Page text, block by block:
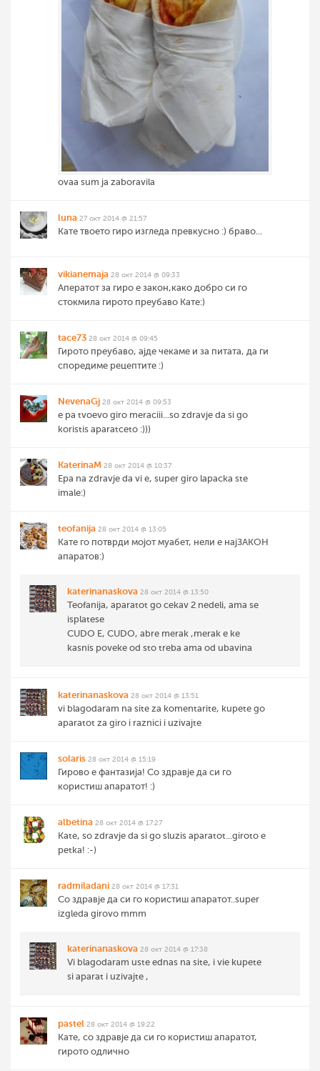
ovaa sum ja zaboravila
luna 27 окт 2014 @ 21:57
Кате твоето гиро изгледа превкусно :) браво...
vikianemaja 28 окт 2014 @ 09:33
Аператот за гиро е закон,како добро си го
стокмила гирото преубаво Кате:)
tace73 28 окт 2014 @ 09:45
Гирото преубаво, ајде чекаме и за питата, да ги
споредиме рецептите :)
NevenaGj 28 окт 2014 @ 09:53
e pa tvoevo giro meraciii...so zdravje da si go
koristis aparatceto :)))
KaterinaM 28 окт 2014 @ 10:37
Epa na zdravje da vi e, super giro lapacka ste
imale:)
teofanija 28 окт 2014 @ 13:05
Кате го потврди мојот муабет, нели е најЗАКОН
апаратов:)
katerinanaskova 28 окт 2014 @ 13:50
Teofanija, aparatot go cekav 2 nedeli, ama se
isplatese
CUDO E, CUDO, abre merak ,merak e ke
kasnis poveke od sto treba ama od ubavina
katerinanaskova 28 окт 2014 @ 13:51
vi blagodaram na site za komentarite, kupete go
aparatot za giro i raznici i uzivajte
solaris 28 окт 2014 @ 15:19
Гирово е фантазија! Со здравје да си го
користиш апаратот! :)
albetina 28 окт 2014 @ 17:27
Kate, so zdravje da si go sluzis aparatot...giroto e
petka! :-)
radmiladani 28 окт 2014 @ 17:31
Со здравје да си го користиш апаратот..super
izgleda girovo mmm
katerinanaskova 28 окт 2014 @ 17:38
Vi blagodaram uste ednas na site, i vie kupete
si aparat i uzivajte ,
pastel 28 окт 2014 @ 19:22
Кате, со здравје да си го користиш апаратот,
гирото одлично